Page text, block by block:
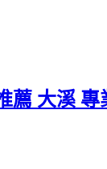
薦 大溪